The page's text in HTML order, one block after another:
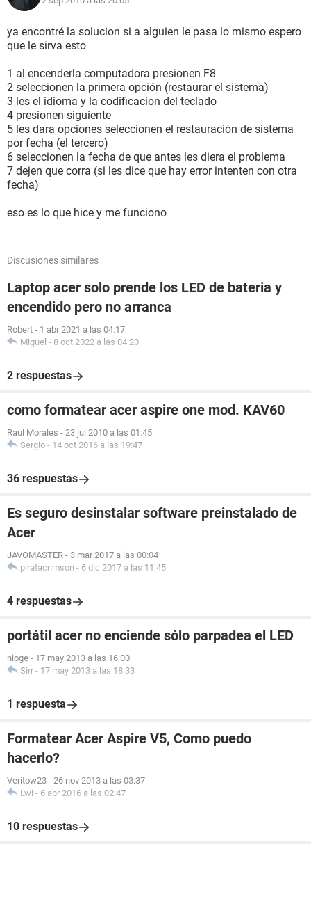
3 GB DDR3
System BIOS Version V1.06
KBC Version: 03.22
ya encontré la solucion si a alguien le pasa lo mismo espero
que le sirva esto
1 al encenderla computadora presionen F8
2 seleccionen la primera opción (restaurar el sistema)
3 les el idioma y la codificacion del teclado
4 presionen siguiente
5 les dara opciones seleccionen el restauración de sistema
por fecha (el tercero)
6 seleccionen la fecha de que antes les diera el problema
7 dejen que corra (si les dice que hay error intenten con otra
fecha)
eso es lo que hice y me funciono
Discusiones similares
Laptop acer solo prende los LED de bateria y
encendido pero no arranca
Robert - 1 abr 2021 a las 04:17
Miguel - 8 oct 2022 a las 04:20
2 respuestas
como formatear acer aspire one mod. KAV60
Raul Morales - 23 jul 2010 a las 01:45
Sergio - 14 oct 2016 a las 19:47
36 respuestas
Es seguro desinstalar software preinstalado de
Acer
JAVOMASTER - 3 mar 2017 a las 00:04
piratacrimson - 6 dic 2017 a las 11:45
4 respuestas
portátil acer no enciende sólo parpadea el LED
nioge - 17 may 2013 a las 16:00
Sirr - 17 may 2013 a las 18:33
1 respuesta
Formatear Acer Aspire V5, Como puedo
hacerlo?
Veritow23 - 26 nov 2013 a las 03:37
Lwi - 6 abr 2016 a las 02:47
10 respuestas